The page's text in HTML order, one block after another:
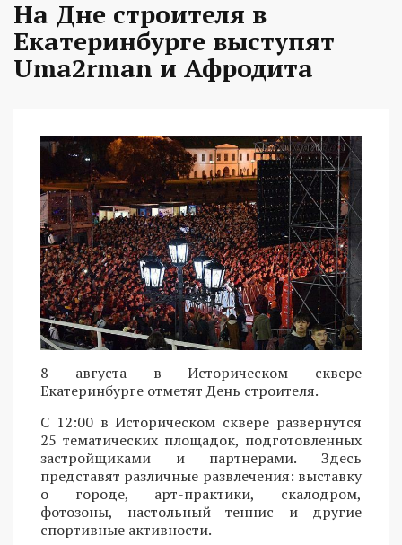
На Дне строителя в
Екатеринбурге выступят
Uma2rman и Афродита
8 августа в Историческом сквере
Екатеринбурге отметят День строителя.
С 12:00 в Историческом сквере развернутся
25 тематических площадок, подготовленных
застройщиками и партнерами. Здесь
представят различные развлечения: выставку
о городе, арт-практики, скалодром,
фотозоны, настольный теннис и другие
спортивные активности.